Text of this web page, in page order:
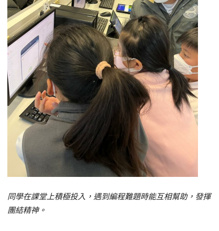
同學在課堂上積極投入，遇到編程難題時能互相幫助，發揮
團結精神。